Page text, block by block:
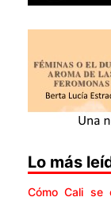
Lo más
Cómo Cali se